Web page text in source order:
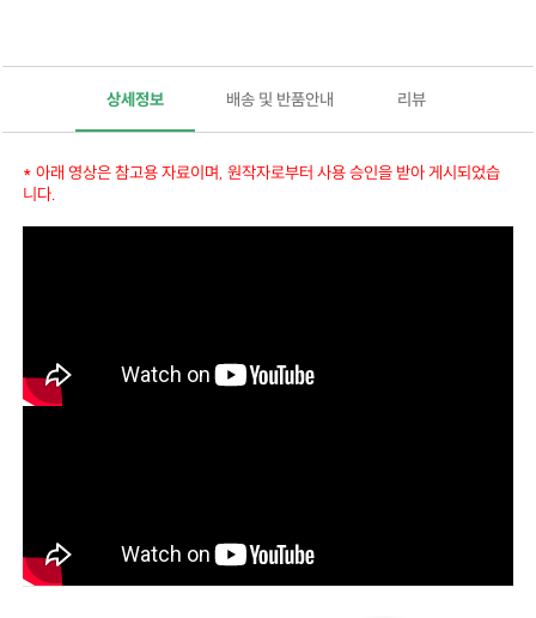
상세정보 배송 및 반품안내 리뷰
* 아래 영상은 참고용 자료이며, 원작자로부터 사용 승인을 받아 게시되었습
니다.